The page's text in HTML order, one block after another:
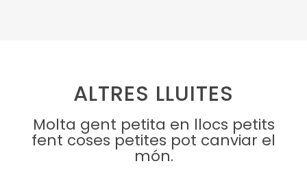
ALTRES LLUITES
Molta gent petita en llocs petits
fent coses petites pot canviar el
món.